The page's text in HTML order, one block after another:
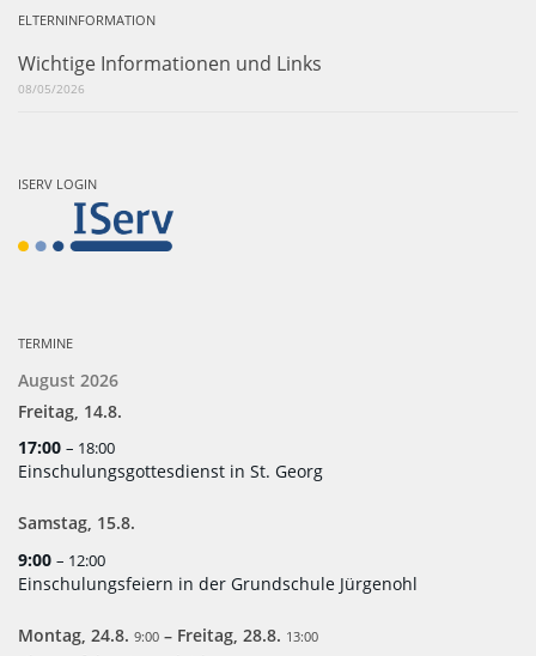
ELTERNINFORMATION
Wichtige Informationen und Links
08/05/2026
ISERV LOGIN
TERMINE
August 2026
Freitag, 14.8.
17:00 – 18:00
Einschulungsgottesdienst in St. Georg
Samstag, 15.8.
9:00 – 12:00
Einschulungsfeiern in der Grundschule Jürgenohl
Montag, 24.8. 9:00 – Freitag, 28.8. 13:00